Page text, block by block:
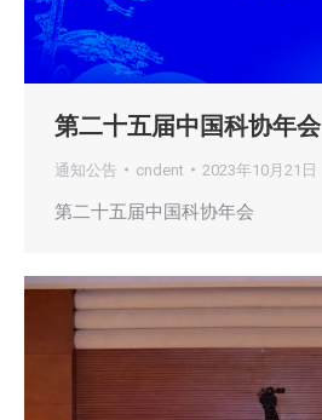
第二十五届中国科协年会
通知公告 cndent 2023年10月21日
第二十五届中国科协年会